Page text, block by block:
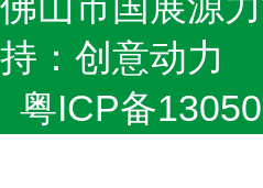
持：创意动力
粤ICP备